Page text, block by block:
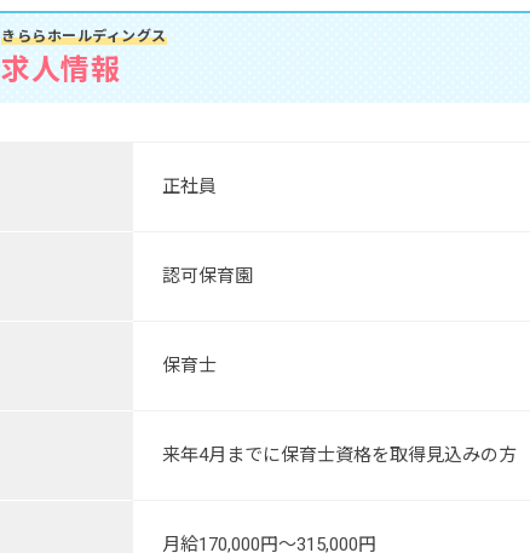
きららホールディングス
求人情報
正社員
認可保育園
保育士
来年4月までに保育士資格を取得見込みの方
月給170,000円～315,000円